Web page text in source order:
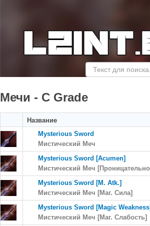
Мечи - C Grade
Название
Mysterious Sword
Мистический Меч
Mysterious Sword [Acumen]
Мистический Меч
Mysterious Sword [M. Atk.]
Мистический Меч [Маг. Сила]
Mysterious Sword [Magic Weakness]
Мистический Меч [Маг. Слабость]